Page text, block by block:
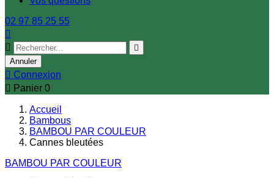
02 97 85 25 55



Annuler
 Connexion
 Panier 0
Accueil
Bambous
BAMBOU PAR COULEUR
Cannes bleutées
BAMBOU PAR COULEUR